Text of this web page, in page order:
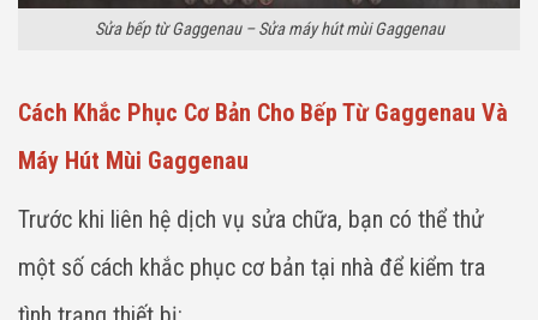
Sửa bếp từ Gaggenau – Sửa máy hút mùi Gaggenau
Cách Khắc Phục Cơ Bản Cho Bếp Từ Gaggenau Và
Máy Hút Mùi Gaggenau
Trước khi liên hệ dịch vụ sửa chữa, bạn có thể thử
một số cách khắc phục cơ bản tại nhà để kiểm tra